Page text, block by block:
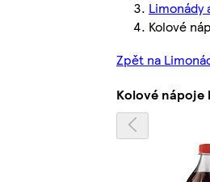
Limonády
Kolové
Zpět na
Kolové nápoje